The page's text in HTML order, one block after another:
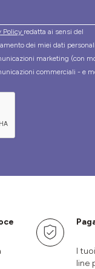
Policy redatta ai sensi del
dei miei dati
marketing (con
commerciali - e
I
line